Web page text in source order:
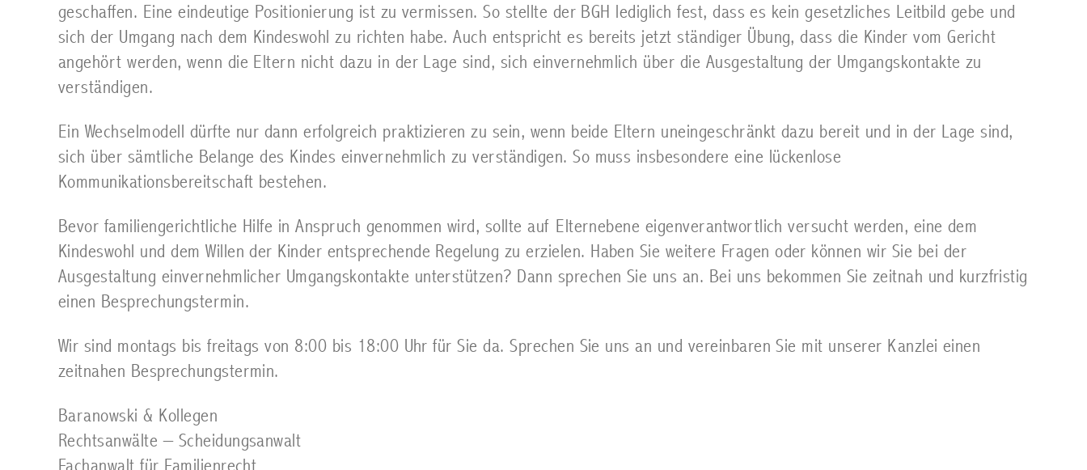
geschaffen. Eine eindeutige Positionierung ist zu vermissen. So stellte der BGH lediglich fest, dass es kein gesetzliches Leitbild gebe und
sich der Umgang nach dem Kindeswohl zu richten habe. Auch entspricht es bereits jetzt ständiger Übung, dass die Kinder vom Gericht
angehört werden, wenn die Eltern nicht dazu in der Lage sind, sich einvernehmlich über die Ausgestaltung der Umgangskontakte zu
verständigen.
Ein Wechselmodell dürfte nur dann erfolgreich praktizieren zu sein, wenn beide Eltern uneingeschränkt dazu bereit und in der Lage sind,
sich über sämtliche Belange des Kindes einvernehmlich zu verständigen. So muss insbesondere eine lückenlose
Kommunikationsbereitschaft bestehen.
Bevor familiengerichtliche Hilfe in Anspruch genommen wird, sollte auf Elternebene eigenverantwortlich versucht werden, eine dem
Kindeswohl und dem Willen der Kinder entsprechende Regelung zu erzielen. Haben Sie weitere Fragen oder können wir Sie bei der
Ausgestaltung einvernehmlicher Umgangskontakte unterstützen? Dann sprechen Sie uns an. Bei uns bekommen Sie zeitnah und kurzfristig
einen Besprechungstermin.
Wir sind montags bis freitags von 8:00 bis 18:00 Uhr für Sie da. Sprechen Sie uns an und vereinbaren Sie mit unserer Kanzlei einen
zeitnahen Besprechungstermin.
Baranowski & Kollegen
Rechtsanwälte – Scheidungsanwalt